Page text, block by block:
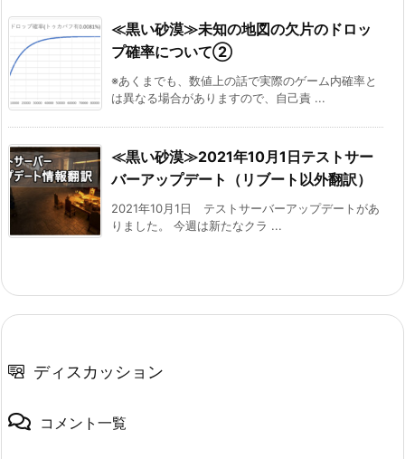
≪黒い砂漠≫未知の地図の欠片のドロッ
プ確率について②
※あくまでも、数値上の話で実際のゲーム内確率と
は異なる場合がありますので、自己責 ...
≪黒い砂漠≫2021年10月1日テストサー
バーアップデート（リブート以外翻訳）
2021年10月1日 テストサーバーアップデートがあ
りました。 今週は新たなクラ ...
ディスカッション
コメント一覧